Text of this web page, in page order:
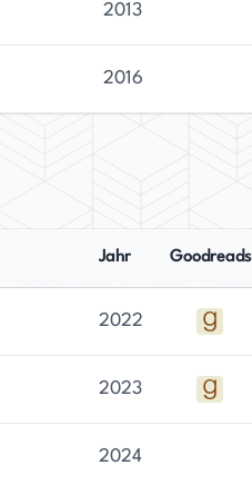
2013
2016
Jahr Goodreads
2022
2023
2024